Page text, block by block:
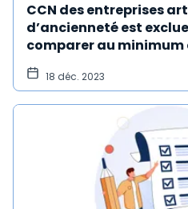
CCN des entreprises
d’ancienneté est
comparer au
18 déc. 2023